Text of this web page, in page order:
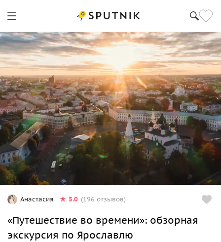
Анастасия 5.0 (196 отзывов)
«Путешествие во времени»: обзорная
экскурсия по Ярославлю